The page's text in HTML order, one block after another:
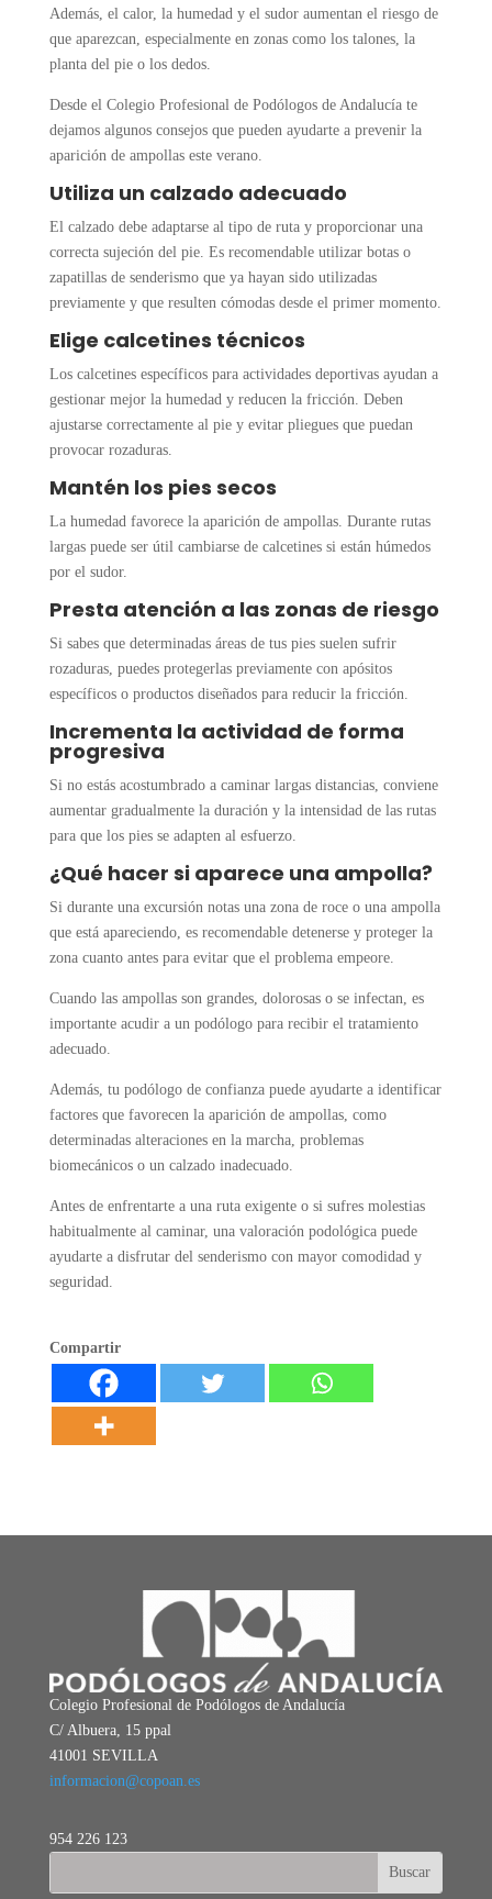
Además, el calor, la humedad y el sudor aumentan el riesgo de
que aparezcan, especialmente en zonas como los talones, la
planta del pie o los dedos.
Desde el Colegio Profesional de Podólogos de Andalucía te
dejamos algunos consejos que pueden ayudarte a prevenir la
aparición de ampollas este verano.
Utiliza un calzado adecuado
El calzado debe adaptarse al tipo de ruta y proporcionar una
correcta sujeción del pie. Es recomendable utilizar botas o
zapatillas de senderismo que ya hayan sido utilizadas
previamente y que resulten cómodas desde el primer momento.
Elige calcetines técnicos
Los calcetines específicos para actividades deportivas ayudan a
gestionar mejor la humedad y reducen la fricción. Deben
ajustarse correctamente al pie y evitar pliegues que puedan
provocar rozaduras.
Mantén los pies secos
La humedad favorece la aparición de ampollas. Durante rutas
largas puede ser útil cambiarse de calcetines si están húmedos
por el sudor.
Presta atención a las zonas de riesgo
Si sabes que determinadas áreas de tus pies suelen sufrir
rozaduras, puedes protegerlas previamente con apósitos
específicos o productos diseñados para reducir la fricción.
Incrementa la actividad de forma
progresiva
Si no estás acostumbrado a caminar largas distancias, conviene
aumentar gradualmente la duración y la intensidad de las rutas
para que los pies se adapten al esfuerzo.
¿Qué hacer si aparece una ampolla?
Si durante una excursión notas una zona de roce o una ampolla
que está apareciendo, es recomendable detenerse y proteger la
zona cuanto antes para evitar que el problema empeore.
Cuando las ampollas son grandes, dolorosas o se infectan, es
importante acudir a un podólogo para recibir el tratamiento
adecuado.
Además, tu podólogo de confianza puede ayudarte a identificar
factores que favorecen la aparición de ampollas, como
determinadas alteraciones en la marcha, problemas
biomecánicos o un calzado inadecuado.
Antes de enfrentarte a una ruta exigente o si sufres molestias
habitualmente al caminar, una valoración podológica puede
ayudarte a disfrutar del senderismo con mayor comodidad y
seguridad.
Compartir
Colegio Profesional de Podólogos de Andalucía
C/ Albuera, 15 ppal
41001 SEVILLA
informacion@copoan.es
954 226 123